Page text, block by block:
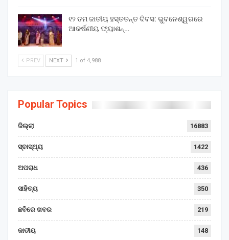
୧୨ ତମ ଜାତୀୟ ହସ୍ତତନ୍ତ ଦିବସ: ଭୁବନେଶ୍ୱରରେ
ଆକର୍ଷଣୀୟ ଫ୍ୟାଶନ୍…
PREV NEXT 1 of 4,988
Popular Topics
ଜିଲ୍ଲା 16883
ସ୍ବାସ୍ଥ୍ୟ 1422
ଅପରାଧ 436
ସାହିତ୍ୟ 350
ଛବିରେ ଖବର 219
ଜାତୀୟ 148